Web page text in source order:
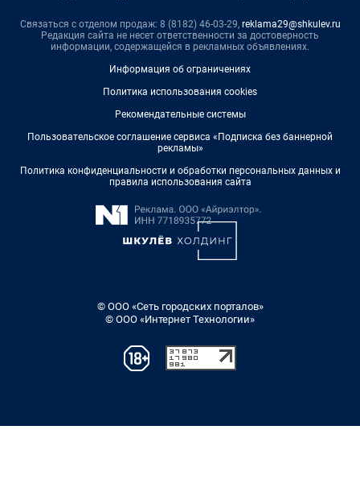
Связаться с отделом продаж: 8 (8182) 46-03-29, reklama29@shkulev.ru
Редакция сайта не несет ответственности за достоверность
информации, содержащейся в рекламных объявлениях.
Информация об ограничениях
Политика использования cookies
Рекомендательные системы
Пользовательское соглашение сервиса «Подписка без баннерной
рекламы»
Политика конфиденциальности и обработки персональных данных и
правила использования сайта
© ООО «Сеть городских порталов»
© ООО «Интернет Технологии»